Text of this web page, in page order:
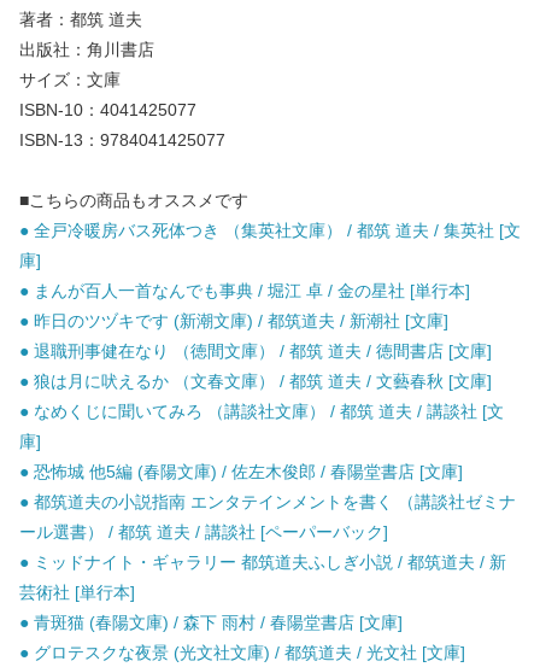
著者：都筑 道夫
出版社：角川書店
サイズ：文庫
ISBN-10：4041425077
ISBN-13：9784041425077
■こちらの商品もオススメです
● 全戸冷暖房バス死体つき （集英社文庫） / 都筑 道夫 / 集英社 [文
庫]
● まんが百人一首なんでも事典 / 堀江 卓 / 金の星社 [単行本]
● 昨日のツヅキです (新潮文庫) / 都筑道夫 / 新潮社 [文庫]
● 退職刑事健在なり （徳間文庫） / 都筑 道夫 / 徳間書店 [文庫]
● 狼は月に吠えるか （文春文庫） / 都筑 道夫 / 文藝春秋 [文庫]
● なめくじに聞いてみろ （講談社文庫） / 都筑 道夫 / 講談社 [文
庫]
● 恐怖城 他5編 (春陽文庫) / 佐左木俊郎 / 春陽堂書店 [文庫]
● 都筑道夫の小説指南 エンタテインメントを書く （講談社ゼミナ
ール選書） / 都筑 道夫 / 講談社 [ペーパーバック]
● ミッドナイト・ギャラリー 都筑道夫ふしぎ小説 / 都筑道夫 / 新
芸術社 [単行本]
● 青斑猫 (春陽文庫) / 森下 雨村 / 春陽堂書店 [文庫]
● グロテスクな夜景 (光文社文庫) / 都筑道夫 / 光文社 [文庫]